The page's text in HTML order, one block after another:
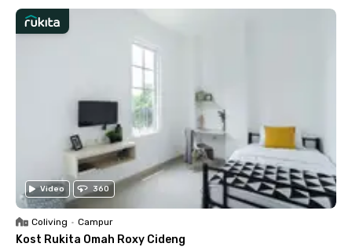
Video 360
Coliving • Campur
Kost Rukita Omah Roxy Cideng